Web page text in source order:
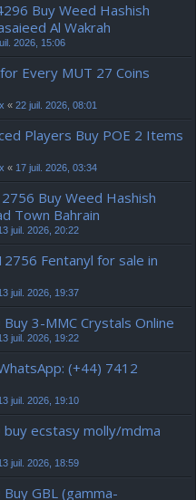
Buy Weed Hashish
Al Wakrah
2026, 15:06
Every MUT 27 Coins
« 22 juil. 2026, 08:01
Players Buy POE 2 Items
« 17 juil. 2026, 03:34
Buy Weed Hashish
Town Bahrain
juil. 2026, 20:22
Fentanyl for sale in
juil. 2026, 19:37
3-MMC Crystals Online
juil. 2026, 19:22
(+44) 7412
juil. 2026, 19:10
ecstasy molly/mdma
juil. 2026, 18:59
GBL (gamma-